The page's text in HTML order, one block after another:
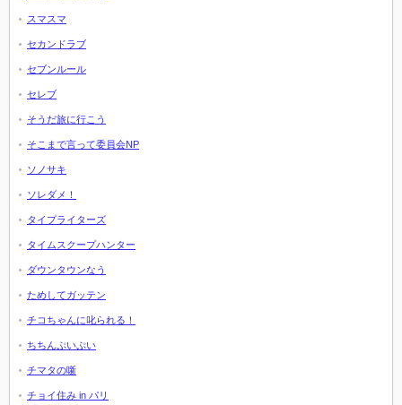
スマスマ
セカンドラブ
セブンルール
セレブ
そうだ旅に行こう
そこまで言って委員会NP
ソノサキ
ソレダメ！
タイプライターズ
タイムスクープハンター
ダウンタウンなう
ためしてガッテン
チコちゃんに叱られる！
ちちんぷいぷい
チマタの噺
チョイ住み in パリ